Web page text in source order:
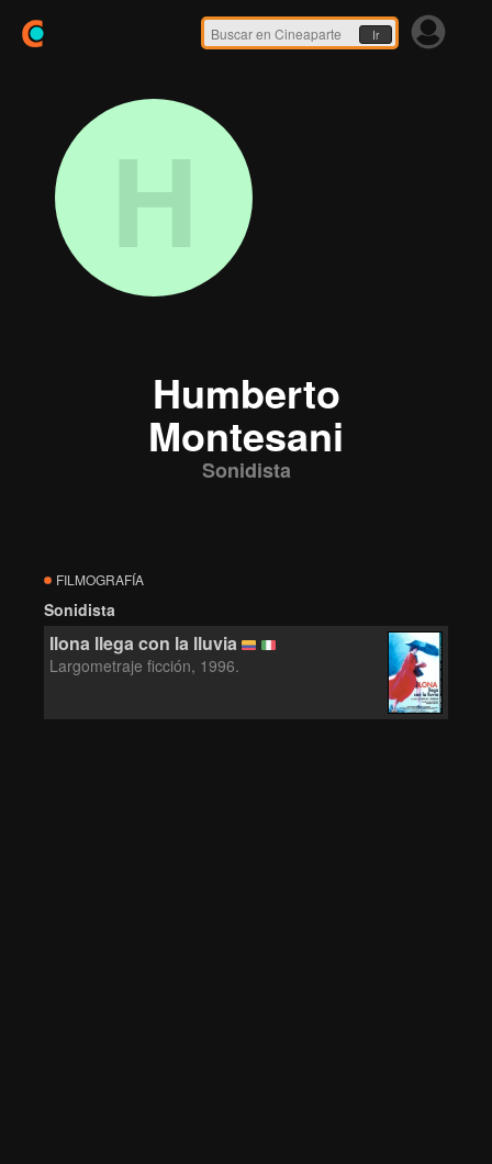
Ir
H
Humberto
Montesani
Sonidista
FILMOGRAFÍA
Sonidista
Ilona llega con la lluvia
Largometraje ficción, 1996.